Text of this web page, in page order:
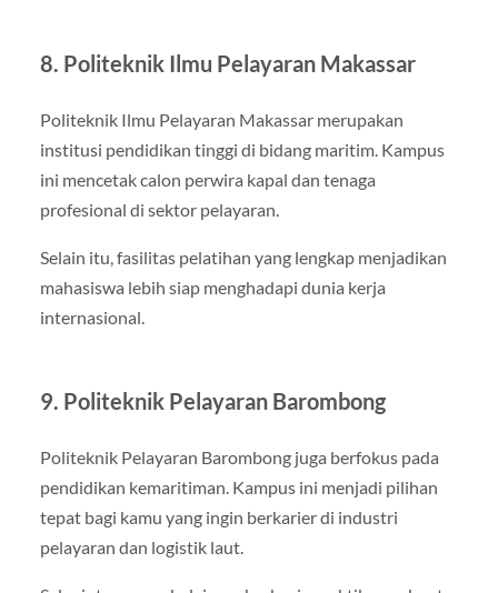
8. Politeknik Ilmu Pelayaran Makassar
Politeknik Ilmu Pelayaran Makassarmerupakan
institusi pendidikan tinggi di bidang maritim. Kampus
ini mencetak calon perwira kapal dan tenaga
profesional di sektor pelayaran.
Selain itu, fasilitas pelatihan yang lengkap menjadikan
mahasiswa lebih siap menghadapi dunia kerja
internasional.
9. Politeknik Pelayaran Barombong
Politeknik Pelayaran Barombongjuga berfokus pada
pendidikan kemaritiman. Kampus ini menjadi pilihan
tepat bagi kamu yang ingin berkarier di industri
pelayaran dan logistik laut.